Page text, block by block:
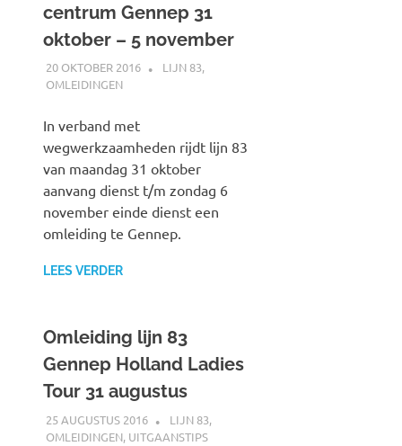
centrum Gennep 31
oktober – 5 november
20 OKTOBER 2016 JOHAN
LIJN 83,
OMLEIDINGEN
In verband met
wegwerkzaamheden rijdt lijn 83
van maandag 31 oktober
aanvang dienst t/m zondag 6
november einde dienst een
omleiding te Gennep.
LEES VERDER
Omleiding lijn 83
Gennep Holland Ladies
Tour 31 augustus
25 AUGUSTUS 2016 JOHAN
LIJN 83,
OMLEIDINGEN, UITGAANSTIPS